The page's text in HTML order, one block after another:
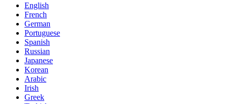
English
French
German
Portuguese
Spanish
Russian
Japanese
Korean
Arabic
Irish
Greek